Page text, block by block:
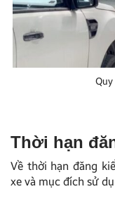
Thời hạn
Về thời hạn đăng
xe và mục đích sử